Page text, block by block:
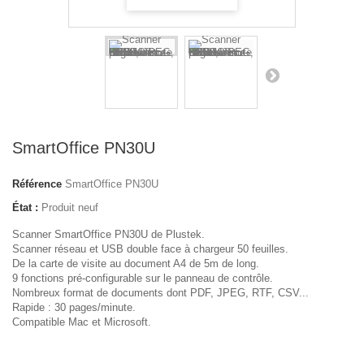
SmartOffice PN30U
Référence SmartOffice PN30U
État : Produit neuf
Scanner SmartOffice PN30U de Plustek.
Scanner réseau et USB double face à chargeur 50 feuilles.
De la carte de visite au document A4 de 5m de long.
9 fonctions pré-configurable sur le panneau de contrôle.
Nombreux format de documents dont PDF, JPEG, RTF, CSV...
Rapide : 30 pages/minute.
Compatible Mac et Microsoft.